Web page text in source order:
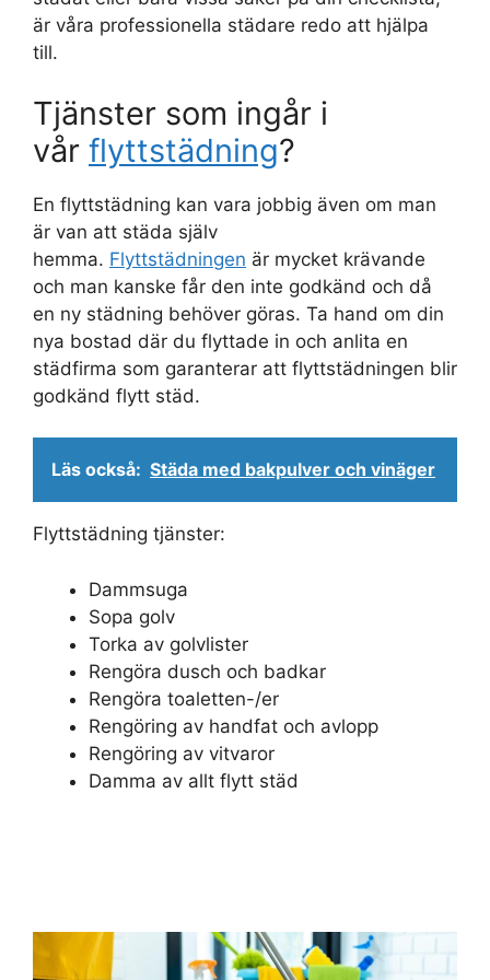
är våra professionella städare redo att hjälpa
till.
Tjänster som ingår i
vår flyttstädning?
En flyttstädning kan vara jobbig även om man
är van att städa själv
hemma. Flyttstädningen är mycket krävande
och man kanske får den inte godkänd och då
en ny städning behöver göras. Ta hand om din
nya bostad där du flyttade in och anlita en
städfirma som garanterar att flyttstädningen blir
godkänd flytt städ.
Läs också: Städa med bakpulver och vinäger
Flyttstädning tjänster:
Dammsuga
Sopa golv
Torka av golvlister
Rengöra dusch och badkar
Rengöra toaletten-/er
Rengöring av handfat och avlopp
Rengöring av vitvaror
Damma av allt flytt städ